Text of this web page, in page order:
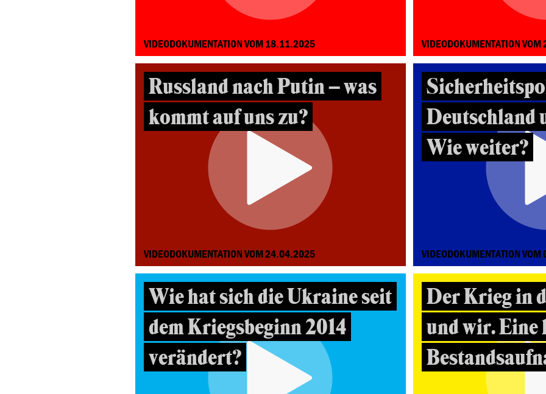
VIDEODOKUMENTATION VOM 18.11.2025 VIDEODOKUMENTATION
Russland nach Putin – was
kommt auf uns zu?
VIDEODOKUMENTATION VOM 24.04.2025
Deutschland
Wie weiter?
VIDEODOKUMENTATION
Wie hat sich die Ukraine seit
dem Kriegsbeginn 2014
verändert?
Der Krieg in
und wir.